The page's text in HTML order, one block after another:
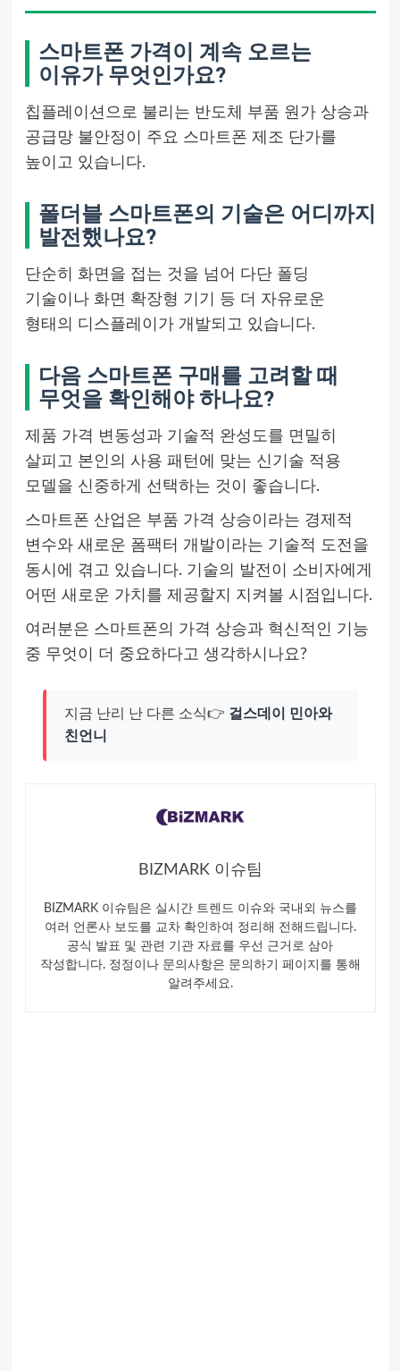
스마트폰 가격이 계속 오르는
이유가 무엇인가요?
칩플레이션으로 불리는 반도체 부품 원가 상승과
공급망 불안정이 주요 스마트폰 제조 단가를
높이고 있습니다.
폴더블 스마트폰의 기술은 어디까지
발전했나요?
단순히 화면을 접는 것을 넘어 다단 폴딩
기술이나 화면 확장형 기기 등 더 자유로운
형태의 디스플레이가 개발되고 있습니다.
다음 스마트폰 구매를 고려할 때
무엇을 확인해야 하나요?
제품 가격 변동성과 기술적 완성도를 면밀히
살피고 본인의 사용 패턴에 맞는 신기술 적용
모델을 신중하게 선택하는 것이 좋습니다.
스마트폰 산업은 부품 가격 상승이라는 경제적
변수와 새로운 폼팩터 개발이라는 기술적 도전을
동시에 겪고 있습니다. 기술의 발전이 소비자에게
어떤 새로운 가치를 제공할지 지켜볼 시점입니다.
여러분은 스마트폰의 가격 상승과 혁신적인 기능
중 무엇이 더 중요하다고 생각하시나요?
지금 난리 난 다른 소식👉 걸스데이 민아와
친언니
BIZMARK 이슈팀
BIZMARK 이슈팀은 실시간 트렌드 이슈와 국내외 뉴스를
여러 언론사 보도를 교차 확인하여 정리해 전해드립니다.
공식 발표 및 관련 기관 자료를 우선 근거로 삼아
작성합니다. 정정이나 문의사항은 문의하기 페이지를 통해
알려주세요.